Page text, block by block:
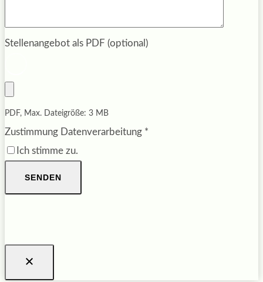
Stellenangebot als PDF (optional)
PDF, Max. Dateigröße: 3 MB
Zustimmung Datenverarbeitung *
Ich stimme zu.
SENDEN